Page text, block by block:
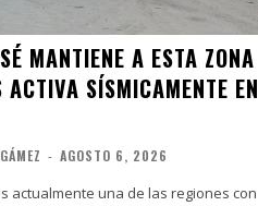
MANTIENE A ESTA ZONA
SÍSMICAMENTE EN
- AGOSTO 6, 2026
actualmente una de las regiones con